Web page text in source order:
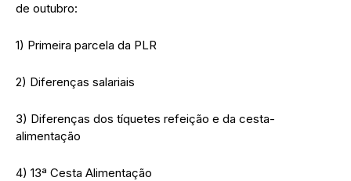
de outubro:
1) Primeira parcela da PLR
2) Diferenças salariais
3) Diferenças dos tíquetes refeição e da cesta-
alimentação
4) 13ª Cesta Alimentação